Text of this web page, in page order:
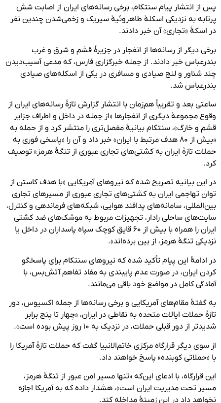
پس از انتشار پیام سنتکام، برخی رسانه‌های ایران از اصابت شش
پرتابه به نزدیکی اسکلۀ طاهروئیۀ سیریک و زخمی‌شدن چندین نفر
در اسکۀ «تجاری» آن خبر دادند.
برخی دیگر از رسانه‌ها از انفجار در جزیرۀ قشم و شرق و غرب
بندرعباس خبر دادند. از جمله خبرگزاری فارس، که مدعی آسیب‌دیدن
چند شناور و لنج صیادی و مسافری در یکی از اسکله‌های صیادی
بندرعباس شد.
ساعتی بعد و تقریباً هم‌زمان با انتشار گزارش تازۀ رسانه‌های ایران از
وقوع مجموعۀ دیگری از انفجارها «از جمله در داخل و اطراف جزایر
قشم و خارگ»، سنتکام بیانیۀ مفصل‌تری را منتشر کرد و از حمله به
«بیش از ۸۰ هدف مرتبط با ایران» خبر داد و آن را «پاسخی فوری به
حملات تازۀ ایران به کشتی‌های تجاری عبوری از تنگۀ هرمز» توصیف
کرد.
در این بیانیه تصریح شده که نیروهای آمریکایی «با هدف کاستن از
توان تهاجمی ایران به کشتی‌های تجاری عبوری از مسیرهای تجاری
بین‌المللی، سامانه‌های پدافند هوایی، شبکه‌های فرماندهی و کنترل،
سایت‌های ساحلی رادار،‌ تجهیزات مربوط به موشک‌های ضد کشتی
ایران را همراه با بیش از ۶۰ قایق کوچک سپاه پاسداران در داخل یا
نزدیکی تنگۀ هرمز، از بین برده‌اند».
در ادامۀ این پیام تأکید شده که نیروهای سنتکام برای پاسخگو
کردن ایران، در صورت عدم پایبندی به مفاد تفاهم آتش‌بس، با
آمادگی کامل در مواضع خود باقی می‌مانند.
به گفتۀ مقام‌های آمریکایی و برخی رسانه‌ها از جمله اکسیوس، دور
تازۀ حملات ایالات متحده به نقاطی در ایران، «چهار تا پنج برابر
شدیدتر از دور قبلی حملات، در نزدیک به ۱۰ روز پیش بوده است».
از سوی دیگر قرارگاه مرکزی خاتم‌الانبیا گفت که حملات تازۀ آمریکا را
با «حملاتی کوبنده» پاسخ خواهند داد.
این قرارگاه، با ادعای این‌که «تنها مسیر امن عبور از تنگۀ هرمز،
مسیر تحت مدیریت ایران است»، هشدار داده که به آمریکا اجازه
نخواهد داد در این زمینۀ مداخله کند.